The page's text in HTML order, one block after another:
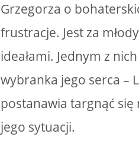
Grzegorza o
frustracje. Jest za
ideałami. Jednym z
wybranka jego serca –
postanawia targnąć się
jego sytuacji.